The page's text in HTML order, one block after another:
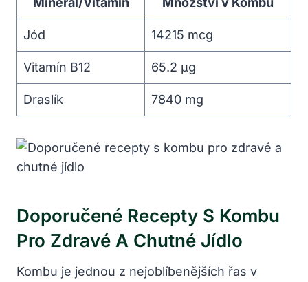
Jód 14215 mcg
Vitamín B12 65.2 µg
Draslík 7840 mg
Doporučené Recepty S Kombu
Pro Zdravé A Chutné Jídlo
Kombu je jednou z nejoblíbenějších řas v